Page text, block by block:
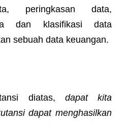
peringkasan data,
dan klasifikasi data
sebuah data keuangan.
diatas, dapat kita
dapat menghasilkan